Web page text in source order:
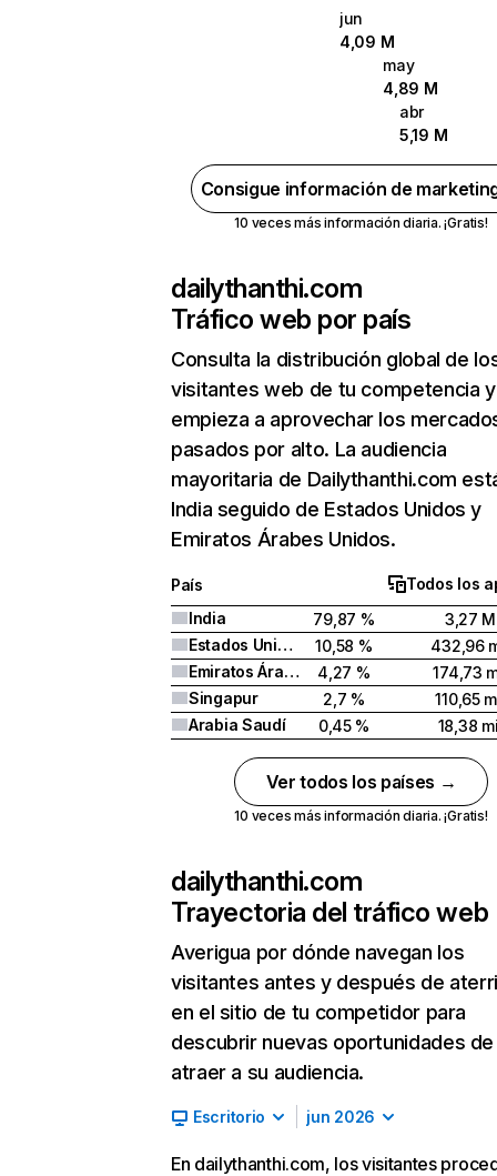
jun
4,09 M
may
4,89 M
abr
5,19 M
Consigue información de
10 veces más información diaria. ¡Gratis!
dailythanthi.com
Tráfico web por país
Consulta la distribución global de
visitantes web de tu competencia y
empieza a aprovechar los
pasados por alto. La audiencia
mayoritaria de Dailythanthi.com
India seguido de Estados Unidos y
Emiratos Árabes Unidos.
País
Todos los
India
79,87 %
3,27 M
Estados Unidos
10,58 %
432,96
Emiratos Árabes Unidos
4,27 %
174,73
Singapur
2,7 %
110,65
Arabia Saudí
0,45 % 18,38
Ver todos los países →
10 veces más información diaria. ¡Gratis!
dailythanthi.com
Trayectoria del tráfico web
Averigua por dónde navegan los
visitantes antes y después de
en el sitio de tu competidor para
descubrir nuevas oportunidades de
atraer a su audiencia.
Escritorio jun 2026
En dailythanthi.com, los visitantes